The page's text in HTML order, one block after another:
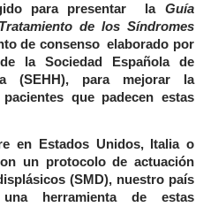
para presentar la Guía
de los Síndromes
de consenso elaborado por
la Sociedad Española de
(SEHH), para mejorar la
que padecen estas
en Estados Unidos, Italia o
un protocolo de actuación
(SMD), nuestro país
herramienta de estas